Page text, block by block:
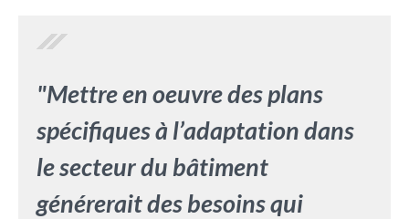
"Mettre en oeuvre des plans
spécifiques à l’adaptation dans
le secteur du bâtiment
générerait des besoins qui